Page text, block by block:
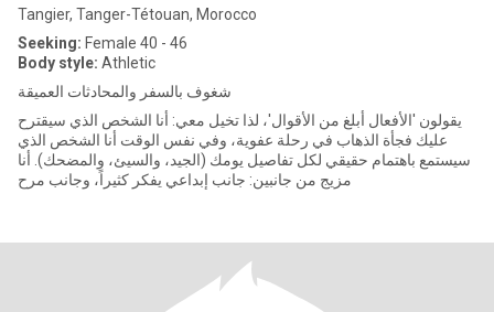
Tangier, Tanger-Tétouan, Morocco
Seeking: Female 40 - 46
Body style: Athletic
شغوف بالسفر والمحادثات العميقة
يقولون 'الأفعال أبلغ من الأقوال'، لذا تخيل معي: أنا الشخص الذي سيقترح
عليك فجأة الذهاب في رحلة عفوية، وفي نفس الوقت أنا الشخص الذي
سيستمع باهتمام حقيقي لكل تفاصيل يومك (الجيد، والسيئ، والمضحك). أنا
مزيج من جانبين: جانب إبداعي يفكر كثيراً، وجانب مرح